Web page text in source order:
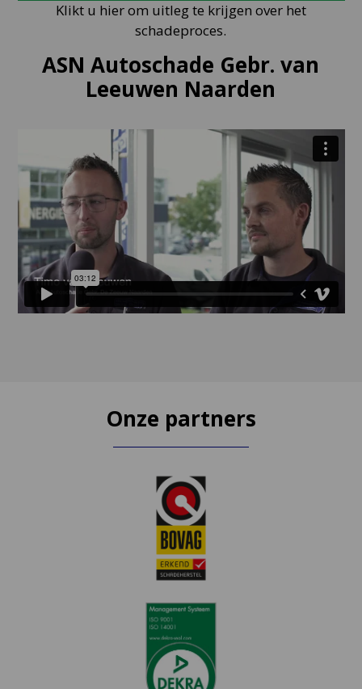
Klikt u hier om uitleg te krijgen over het
schadeproces.
ASN Autoschade Gebr. van
Leeuwen Naarden
Onze partners